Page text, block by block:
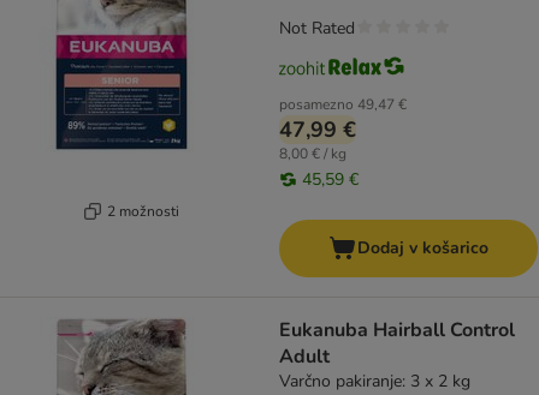
2 možnosti
posamezno 49,47 €
47,99 €
8,00 € / kg
45,59 €
Not Rated
Dodaj v košarico
Eukanuba Hairball Control
Adult
Varčno pakiranje: 3 x 2 kg